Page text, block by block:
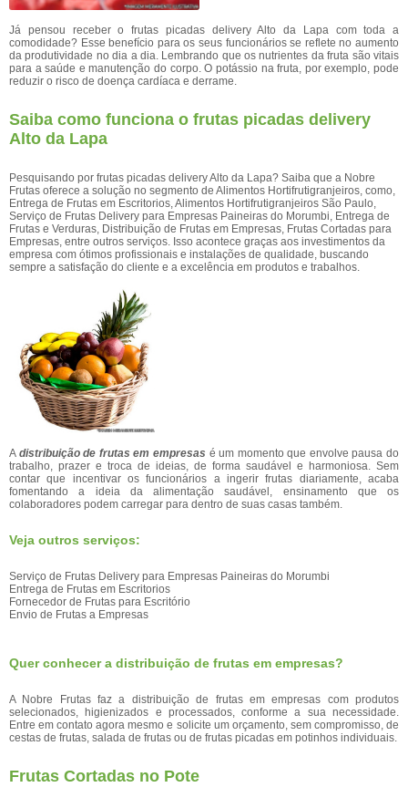
Já pensou receber o frutas picadas delivery Alto da Lapa com toda a
comodidade? Esse benefício para os seus funcionários se reflete no aumento
da produtividade no dia a dia. Lembrando que os nutrientes da fruta são vitais
para a saúde e manutenção do corpo. O potássio na fruta, por exemplo, pode
reduzir o risco de doença cardíaca e derrame.
Saiba como funciona o frutas picadas delivery
Alto da Lapa
Pesquisando por frutas picadas delivery Alto da Lapa? Saiba que a Nobre
Frutas oferece a solução no segmento de Alimentos Hortifrutigranjeiros, como,
Entrega de Frutas em Escritorios, Alimentos Hortifrutigranjeiros São Paulo,
Serviço de Frutas Delivery para Empresas Paineiras do Morumbi, Entrega de
Frutas e Verduras, Distribuição de Frutas em Empresas, Frutas Cortadas para
Empresas, entre outros serviços. Isso acontece graças aos investimentos da
empresa com ótimos profissionais e instalações de qualidade, buscando
sempre a satisfação do cliente e a excelência em produtos e trabalhos.
A distribuição de frutas em empresas é um momento que envolve pausa do
trabalho, prazer e troca de ideias, de forma saudável e harmoniosa. Sem
contar que incentivar os funcionários a ingerir frutas diariamente, acaba
fomentando a ideia da alimentação saudável, ensinamento que os
colaboradores podem carregar para dentro de suas casas também.
Veja outros serviços:
Serviço de Frutas Delivery para Empresas Paineiras do Morumbi
Entrega de Frutas em Escritorios
Fornecedor de Frutas para Escritório
Envio de Frutas a Empresas
Quer conhecer a distribuição de frutas em empresas?
A Nobre Frutas faz a distribuição de frutas em empresas com produtos
selecionados, higienizados e processados, conforme a sua necessidade.
Entre em contato agora mesmo e solicite um orçamento, sem compromisso, de
cestas de frutas, salada de frutas ou de frutas picadas em potinhos individuais.
Frutas Cortadas no Pote